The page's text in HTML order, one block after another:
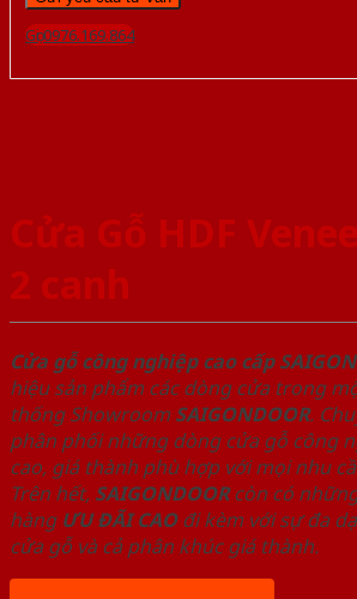
Gọi 0976.169.864
Cửa Gỗ HDF
2 canh
Cửa gỗ công nghiệp cao cấp
hiệu sản phẩm các dòng cửa trong
thống Showroom SAIGONDOOR.
phân phối những dòng cửa gỗ công
cao, giá thành phù hợp với mọi nhu
Trên hết, SAIGONDOORcòn có
hàng ƯU ĐÃI CAOđi kèm với sự đa
cửa gỗ và cả phân khúc giá thành.